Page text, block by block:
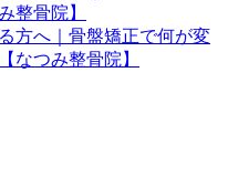
整骨院】
方へ｜骨盤矯正で何が変
なつみ整骨院】